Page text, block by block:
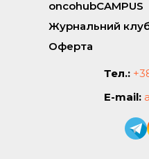
oncohubCAMPUS
Журнальний
Оферта
Тел.:
E-mail: